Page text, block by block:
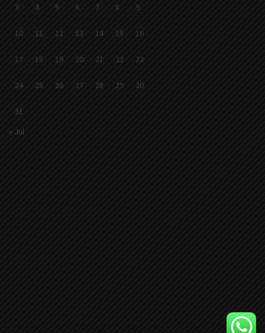
3 4 5 6 7 8 9
10 11 12 13 14 15 16
17 18 19 20 21 22 23
24 25 26 27 28 29 30
31
« Jul